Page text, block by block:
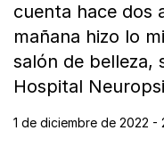
cuenta hace dos
mañana hizo lo
salón de belleza,
Hospital
1 de diciembre de 2022 -